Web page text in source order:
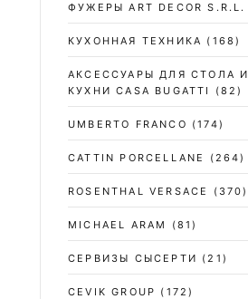
ФУЖЕРЫ ART DECOR S.R.L.
КУХОННАЯ ТЕХНИКА (168)
АКСЕССУАРЫ ДЛЯ СТОЛА И
КУХНИ CASA BUGATTI
(82)
UMBERTO FRANCO (174)
CATTIN PORCELLANE (264)
ROSENTHAL VERSACE (370)
MICHAEL ARAM (81)
СЕРВИЗЫ СЫСЕРТИ (21)
CEVIK GROUP (172)